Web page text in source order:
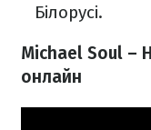
Білорусі.
Michael Soul –
онлайн